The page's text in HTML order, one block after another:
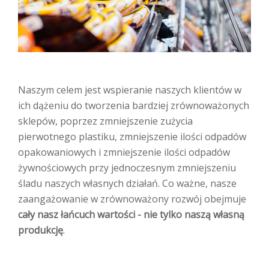
Naszym celem jest wspieranie naszych klientów w
ich dążeniu do tworzenia bardziej zrównoważonych
sklepów, poprzez zmniejszenie zużycia
pierwotnego plastiku, zmniejszenie ilości odpadów
opakowaniowych i zmniejszenie ilości odpadów
żywnościowych przy jednoczesnym zmniejszeniu
śladu naszych własnych działań. Co ważne, nasze
zaangażowanie w zrównoważony rozwój obejmuje
cały nasz łańcuch wartości - nie tylko naszą własną
produkcję.